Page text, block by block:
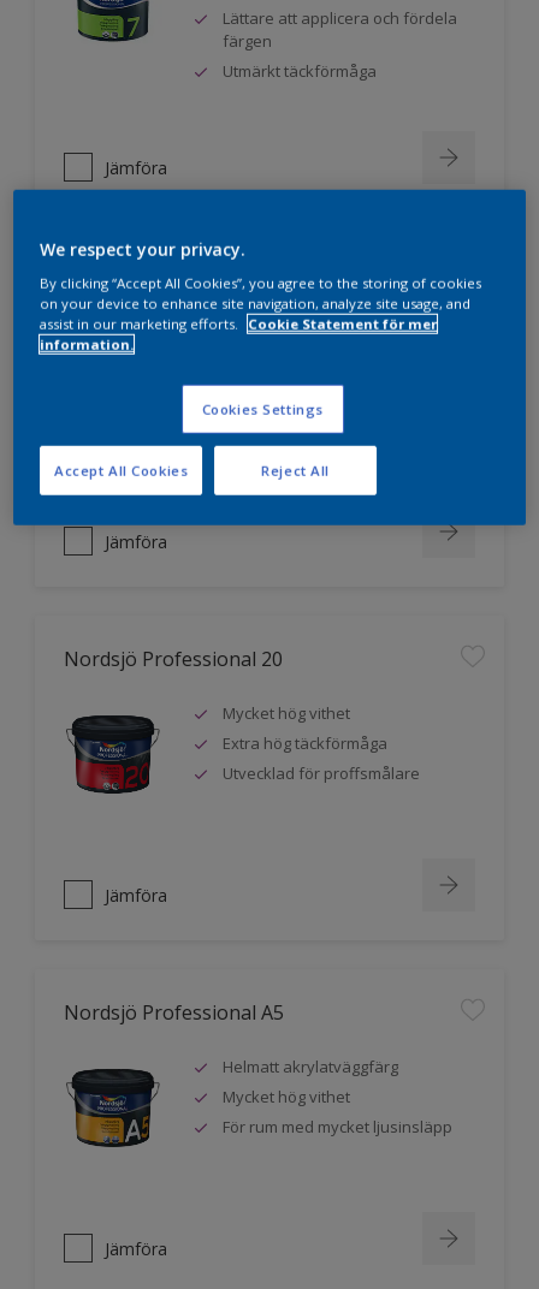
Lättare att applicera och fördela
färgen
Utmärkt täckförmåga
Jämföra
Nordsjö Professional 10
Jämnare och finare finish, även i
Lättare att applicera och fördela
färgen
Utmärkt täckförmåga
Jämföra
Nordsjö Professional 20
Mycket hög vithet
Extra hög täckförmåga
Utvecklad för proffsmålare
Jämföra
Nordsjö Professional A5
Helmatt akrylatväggfärg
Mycket hög vithet
För rum med mycket ljusinsläpp
Jämföra
We respect your privacy.
By clicking “Accept All Cookies”, you agree to the storing of cookies
on your device to enhance site navigation, analyze site usage, and
assist in our marketing efforts.
Cookie Statement för mer
information.
Cookies Settings
Reject All
Accept All Cookies